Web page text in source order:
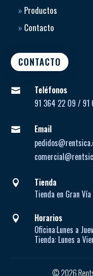
» Productos
» Contacto
CONTACTO

Teléfonos
91 364 22 09 / 91

Email

Tienda
Tienda en Gran

Horarios
Oficina:Lunes a
Tienda: Lunes a
© 2026